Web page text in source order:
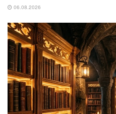
06.08.2026